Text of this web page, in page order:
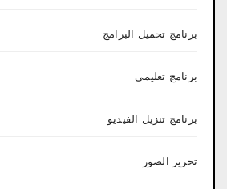
برنامج تحميل البرامج
برنامج تعليمي
برنامج تنزيل الفيديو
تحرير الصور